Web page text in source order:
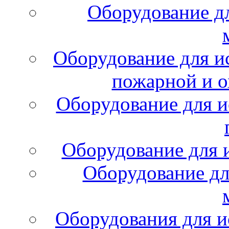
Оборудование
Оборудование для
пожарной и
Оборудование для
Оборудование для
Оборудование
Оборудования для